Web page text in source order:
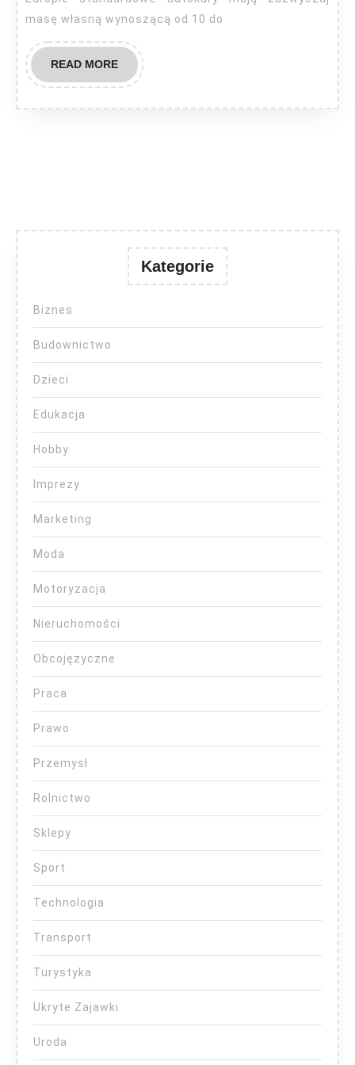
masę własną wynoszącą od 10 do
READ MOREREAD
MORE
Kategorie
Biznes
Budownictwo
Dzieci
Edukacja
Hobby
Imprezy
Marketing
Moda
Motoryzacja
Nieruchomości
Obcojęzyczne
Praca
Prawo
Przemysł
Rolnictwo
Sklepy
Sport
Technologia
Transport
Turystyka
Ukryte Zajawki
Uroda